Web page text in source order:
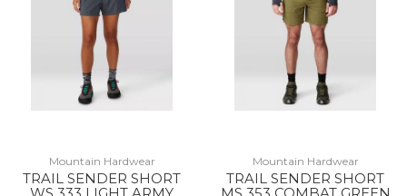
Mountain Hardwear
TRAIL SENDER SHORT
Mountain Hardwear
TRAIL SENDER SHORT